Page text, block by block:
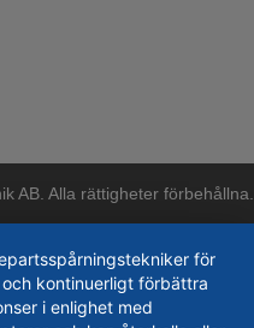
AB. Alla rättigheter förbehållna.
för
kontinuerligt förbättra
i enlighet med